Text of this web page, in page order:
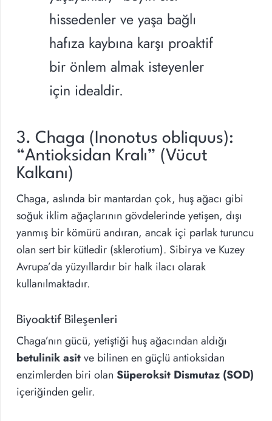
hissedenler ve yaşa bağlı
hafıza kaybına karşı proaktif
bir önlem almak isteyenler
için idealdir.
3. Chaga (Inonotus obliquus):
“Antioksidan Kralı” (Vücut
Kalkanı)
Chaga, aslında bir mantardan çok, huş ağacı gibi
soğuk iklim ağaçlarının gövdelerinde yetişen, dışı
yanmış bir kömürü andıran, ancak içi parlak turuncu
olan sert bir kütledir (sklerotium). Sibirya ve Kuzey
Avrupa’da yüzyıllardır bir halk ilacı olarak
kullanılmaktadır.
Biyoaktif Bileşenleri
Chaga’nın gücü, yetiştiği huş ağacından aldığı
betulinik asitve bilinen en güçlü antioksidan
enzimlerden biri olan Süperoksit Dismutaz (SOD)
içeriğinden gelir.